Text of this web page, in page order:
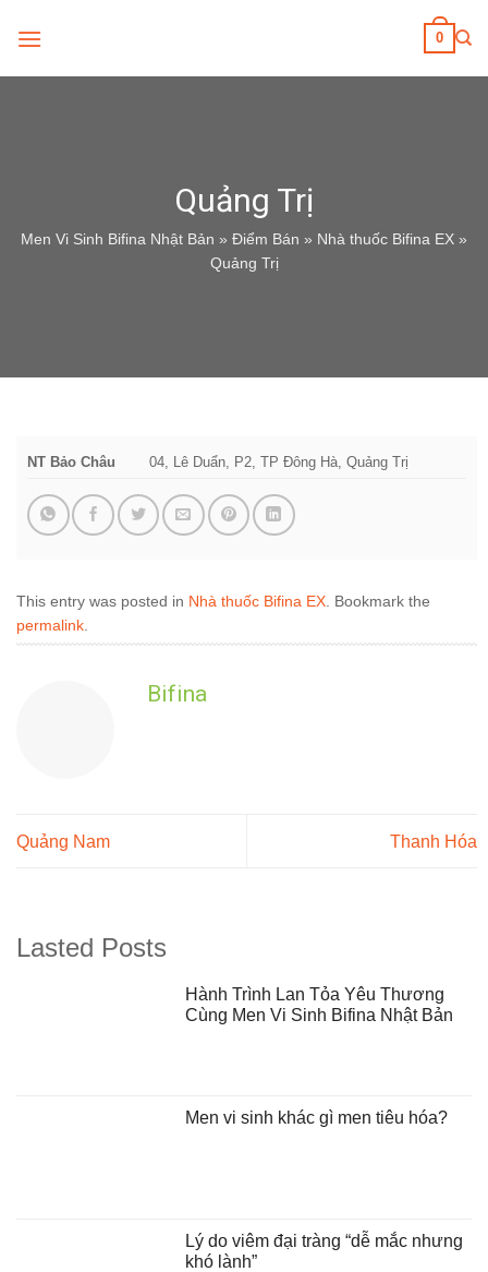
0
Quảng Trị
Men Vi Sinh Bifina Nhật Bản » Điểm Bán » Nhà thuốc Bifina EX »
Quảng Trị
NT Bảo Châu 04, Lê Duẩn, P2, TP Đông Hà, Quảng Trị
This entry was posted in Nhà thuốc Bifina EX . Bookmark the
permalink
Bifina
Quảng Nam Thanh Hóa
Lasted Posts
Hành Trình Lan Tỏa Yêu Thương
Cùng Men Vi Sinh Bifina Nhật Bản
Men vi sinh khác gì men tiêu hóa?
Lý do viêm đại tràng “dễ mắc nhưng
khó lành”